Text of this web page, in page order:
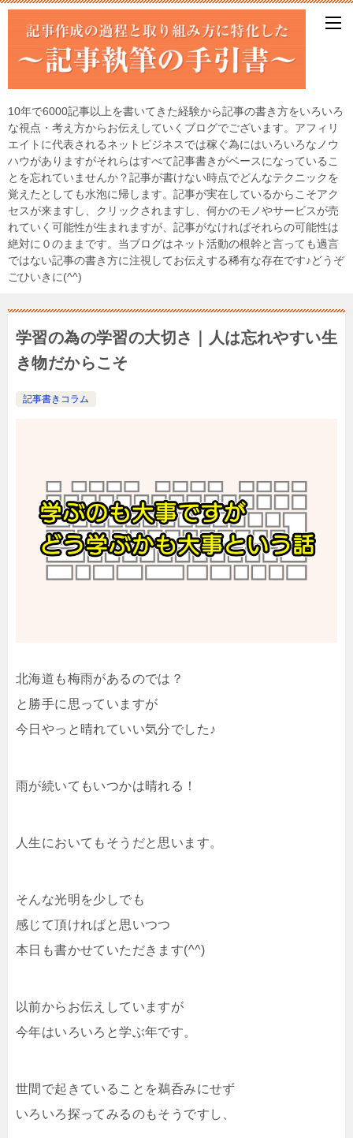
10年で6000記事以上を書いてきた経験から記事の書き方をいろいろ
な視点・考え方からお伝えしていくブログでございます。アフィリ
エイトに代表されるネットビジネスでは稼ぐ為にはいろいろなノウ
ハウがありますがそれらはすべて記事書きがベースになっているこ
とを忘れていませんか？記事が書けない時点でどんなテクニックを
覚えたとしても水泡に帰します。記事が実在しているからこそアク
セスが来ますし、クリックされますし、何かのモノやサービスが売
れていく可能性が生まれますが、記事がなければそれらの可能性は
絶対に０のままです。当ブログはネット活動の根幹と言っても過言
ではない記事の書き方に注視してお伝えする稀有な存在です♪どうぞ
ごひいきに(^^)
学習の為の学習の大切さ｜人は忘れやすい生
き物だからこそ
記事書きコラム
北海道も梅雨があるのでは？
と勝手に思っていますが
今日やっと晴れていい気分でした♪
雨が続いてもいつかは晴れる！
人生においてもそうだと思います。
そんな光明を少しでも
感じて頂ければと思いつつ
本日も書かせていただきます(^^)
以前からお伝えしていますが
今年はいろいろと学ぶ年です。
世間で起きていることを鵜呑みにせず
いろいろ探ってみるのもそうですし、